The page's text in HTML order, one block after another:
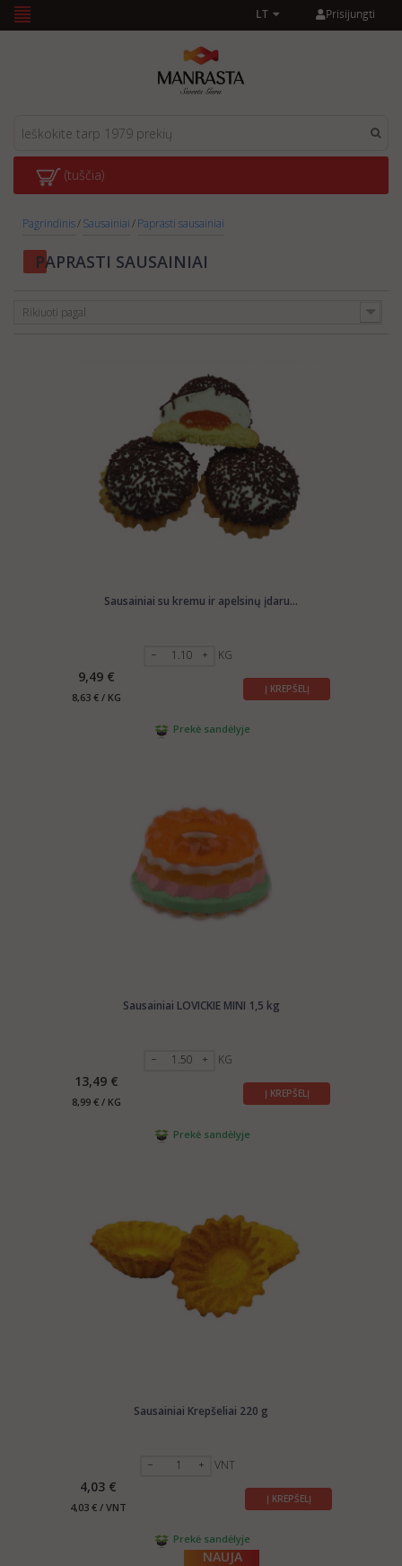
Prisijungti
LT
(tuščia)
Pagrindinis/Sausainiai/Paprasti sausainiai
PAPRASTI SAUSAINIAI
Rikiuoti pagal
Sausainiai su kremu ir apelsinų įdaru...
KG
9,49 €
8,63 € / KG
Į KREPŠELĮ
Prekė sandėlyje
Sausainiai LOVICKIE MINI 1,5 kg
KG
13,49 €
8,99 € / KG
Į KREPŠELĮ
Prekė sandėlyje
Sausainiai Krepšeliai 220 g
VNT
4,03 €
4,03 € / VNT
Į KREPŠELĮ
Prekė sandėlyje
NAUJA